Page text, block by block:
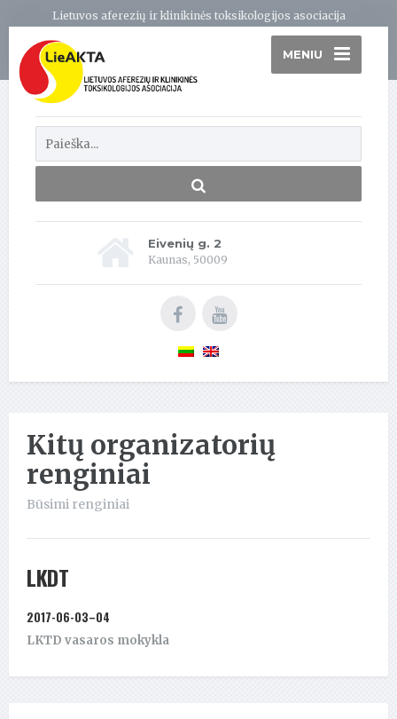
Lietuvos aferezių ir klinikinės toksikologijos asociacija
MENIU
Eivenių g. 2
Kaunas, 50009
Kitų organizatorių
renginiai
Būsimi renginiai
LKDT
2017-06-03–04
LKTD vasaros mokykla